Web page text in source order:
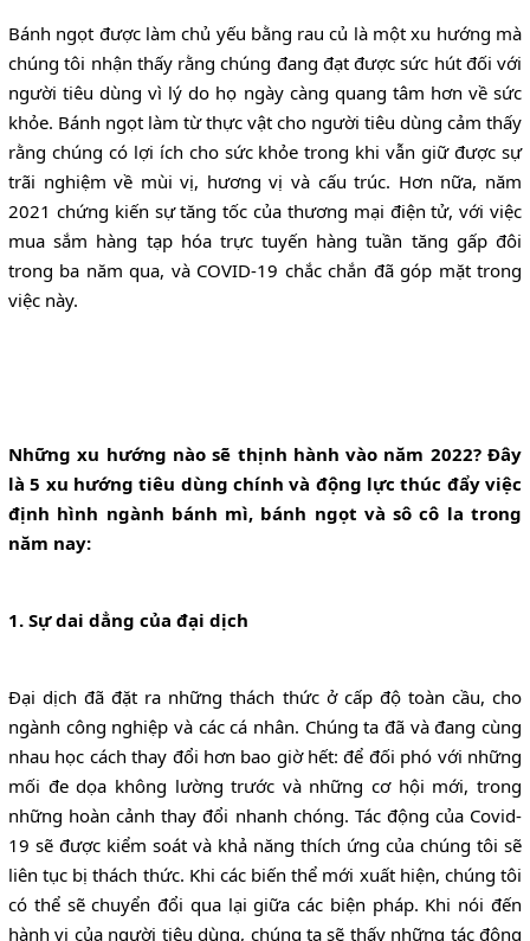
Bánh ngọt được làm chủ yếu bằng rau củ là một xu hướng mà
chúng tôi nhận thấy rằng chúng đang đạt được sức hút đối với
người tiêu dùng vì lý do họ ngày càng quang tâm hơn về sức
khỏe. Bánh ngọt làm từ thực vật cho người tiêu dùng cảm thấy
rằng chúng có lợi ích cho sức khỏe trong khi vẫn giữ được sự
trãi nghiệm về mùi vị, hương vị và cấu trúc. Hơn nữa, năm
2021 chứng kiến sự tăng tốc của thương mại điện tử, với việc
mua sắm hàng tạp hóa trực tuyến hàng tuần tăng gấp đôi
trong ba năm qua, và COVID-19 chắc chắn đã góp mặt trong
việc này.
Những xu hướng nào sẽ thịnh hành vào năm 2022? Đây
là 5 xu hướng tiêu dùng chính và động lực thúc đẩy việc
định hình ngành bánh mì, bánh ngọt và sô cô la trong
năm nay:
1. Sự dai dẳng của đại dịch
Đại dịch đã đặt ra những thách thức ở cấp độ toàn cầu, cho
ngành công nghiệp và các cá nhân. Chúng ta đã và đang cùng
nhau học cách thay đổi hơn bao giờ hết: để đối phó với những
mối đe dọa không lường trước và những cơ hội mới, trong
những hoàn cảnh thay đổi nhanh chóng. Tác động của Covid-
19 sẽ được kiểm soát và khả năng thích ứng của chúng tôi sẽ
liên tục bị thách thức. Khi các biến thể mới xuất hiện, chúng tôi
có thể sẽ chuyển đổi qua lại giữa các biện pháp. Khi nói đến
hành vi của người tiêu dùng, chúng ta sẽ thấy những tác động